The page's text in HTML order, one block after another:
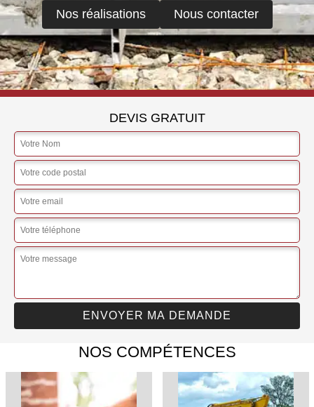
Nos réalisations Nous contacter
DEVIS GRATUIT
NOS COMPÉTENCES